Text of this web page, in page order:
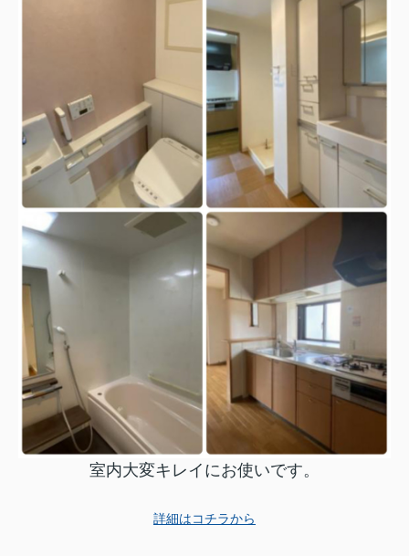
室内大変キレイにお使いです。
詳細はコチラから